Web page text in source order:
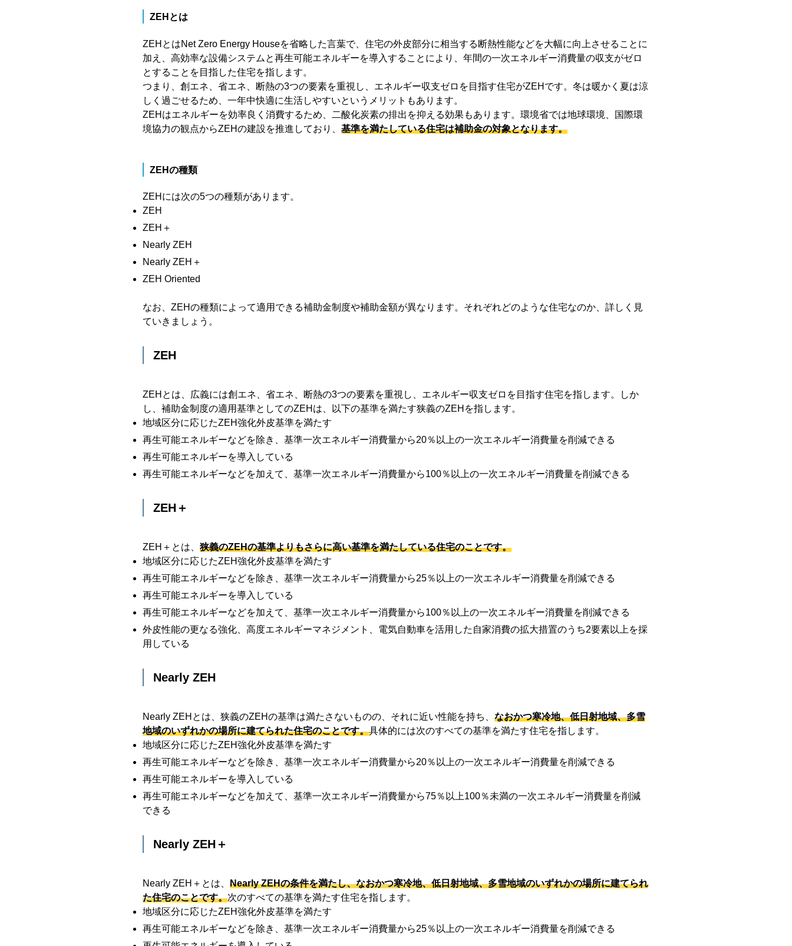
ZEHとは
ZEHとはNet Zero Energy Houseを省略した言葉で、住宅の外皮部分に相当する断熱性能などを大幅に向上させることに
加え、高効率な設備システムと再生可能エネルギーを導入することにより、年間の一次エネルギー消費量の収支がゼロ
とすることを目指した住宅を指します。
つまり、創エネ、省エネ、断熱の3つの要素を重視し、エネルギー収支ゼロを目指す住宅がZEHです。冬は暖かく夏は涼
しく過ごせるため、一年中快適に生活しやすいというメリットもあります。
ZEHはエネルギーを効率良く消費するため、二酸化炭素の排出を抑える効果もあります。環境省では地球環境、国際環
境協力の観点からZEHの建設を推進しており、 基準を満たしている住宅は補助金の対象となります。
ZEHの種類
ZEHには次の5つの種類があります。
ZEH
ZEH＋
Nearly ZEH
Nearly ZEH＋
ZEH Oriented
なお、ZEHの種類によって適用できる補助金制度や補助金額が異なります。それぞれどのような住宅なのか、詳しく見
ていきましょう。
ZEH
ZEHとは、広義には創エネ、省エネ、断熱の3つの要素を重視し、エネルギー収支ゼロを目指す住宅を指します。しか
し、補助金制度の適用基準としてのZEHは、以下の基準を満たす狭義のZEHを指します。
地域区分に応じたZEH強化外皮基準を満たす
再生可能エネルギーなどを除き、基準一次エネルギー消費量から20％以上の一次エネルギー消費量を削減できる
再生可能エネルギーを導入している
再生可能エネルギーなどを加えて、基準一次エネルギー消費量から100％以上の一次エネルギー消費量を削減できる
ZEH＋
ZEH＋とは、 狭義のZEHの基準よりもさらに高い基準を満たしている住宅のことです。
地域区分に応じたZEH強化外皮基準を満たす
再生可能エネルギーなどを除き、基準一次エネルギー消費量から25％以上の一次エネルギー消費量を削減できる
再生可能エネルギーを導入している
再生可能エネルギーなどを加えて、基準一次エネルギー消費量から100％以上の一次エネルギー消費量を削減できる
外皮性能の更なる強化、高度エネルギーマネジメント、電気自動車を活用した自家消費の拡大措置のうち2要素以上を採
用している
Nearly ZEH
Nearly ZEHとは、狭義のZEHの基準は満たさないものの、それに近い性能を持ち、 なおかつ寒冷地、低日射地域、多雪
地域のいずれかの場所に建てられた住宅のことです。具体的には次のすべての基準を満たす住宅を指します。
地域区分に応じたZEH強化外皮基準を満たす
再生可能エネルギーなどを除き、基準一次エネルギー消費量から20％以上の一次エネルギー消費量を削減できる
再生可能エネルギーを導入している
再生可能エネルギーなどを加えて、基準一次エネルギー消費量から75％以上100％未満の一次エネルギー消費量を削減
できる
Nearly ZEH＋
Nearly ZEH＋とは、 Nearly ZEHの条件を満たし、なおかつ寒冷地、低日射地域、多雪地域のいずれかの場所に建てられ
た住宅のことです。次のすべての基準を満たす住宅を指します。
地域区分に応じたZEH強化外皮基準を満たす
再生可能エネルギーなどを除き、基準一次エネルギー消費量から25％以上の一次エネルギー消費量を削減できる